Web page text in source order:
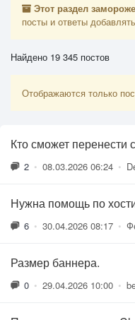
Этот раздел
посты и ответы
Найдено 19 345 постов
Отображаются только
Кто сможет перенести
2 • 08.03.2026 06:24 •
Нужна помощь по
6 • 30.04.2026 08:17 •
Размер баннера.
0 • 29.04.2026 10:00 •